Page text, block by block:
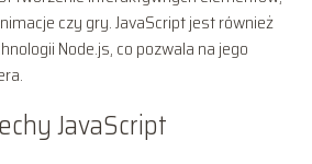
czy gry. JavaScript jest również
Node.js, co pozwala na jego
JavaScript